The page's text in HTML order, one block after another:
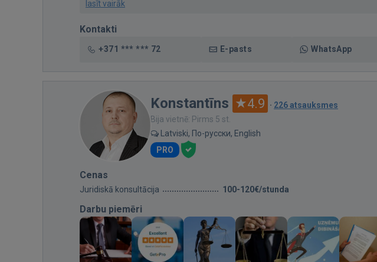
lasīt vairāk
Kontakti
+371 *** *** 72 E-pasts WhatsApp
Konstantīns 4.9 · 226 atsauksmes
Bija vietnē: Pirms 5 st.
Latviski, По-русски, English
PRO
Cenas
Juridiskā konsultācija 100-120€/stunda
Darbu piemēri